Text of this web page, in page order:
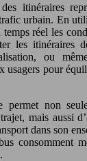
itinéraires
urbain. En
réel les
les itinéraires
ou
usagers pour
permet non
mais aussi
dans son
consomment